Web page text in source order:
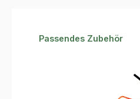
Produktgalerie überspringen
Passendes Zubehör